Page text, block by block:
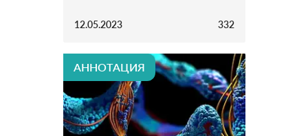
12.05.2023 332
АННОТАЦИЯ